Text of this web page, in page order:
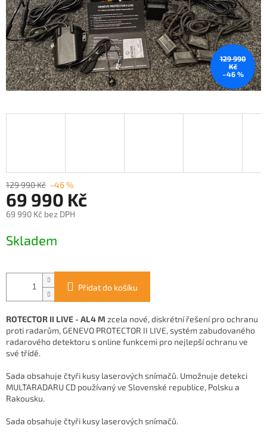
129 990
Kč
–46 %
129 990 Kč –46 %
69 990 Kč
69 990 Kč bez DPH
cena:
Skladem
Přidat do košíku
ROTECTOR II LIVE - AL4 M zcela nové, diskrétní řešení pro ochranu
proti radarům, GENEVO PROTECTOR II LIVE, systém zabudovaného
radarového detektoru s online funkcemi pro nejlepší ochranu ve
své třídě.
Sada obsahuje čtyři kusy laserových snímačů. Umožnuje detekci
MULTARADARU CD používaný ve Slovenské republice, Polsku a
Rakousku.
Sada obsahuje čtyři kusy laserových snímačů.